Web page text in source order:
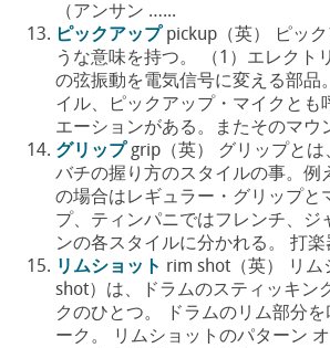
（アンサン …...
ピックアップ pickup（英） ピッ
うな意味を持つ。 （1）エレクト
の弦振動を電気信号に変える部品
イル、ピックアップ・マイクとも
エーションがある。またそのマウ
グリップ grip（英） グリップとは
バチの握り方のスタイルの事。例
の場合はレギュラー・グリップと
プ、ティンパニではフレンチ、ジ
ンの各スタイルに分かれる。 打
リムショット rim shot（英） リム
shot）は、ドラムのスティッキン
クのひとつ。 ドラムのリム部分
ーク。 リムショットのパターン